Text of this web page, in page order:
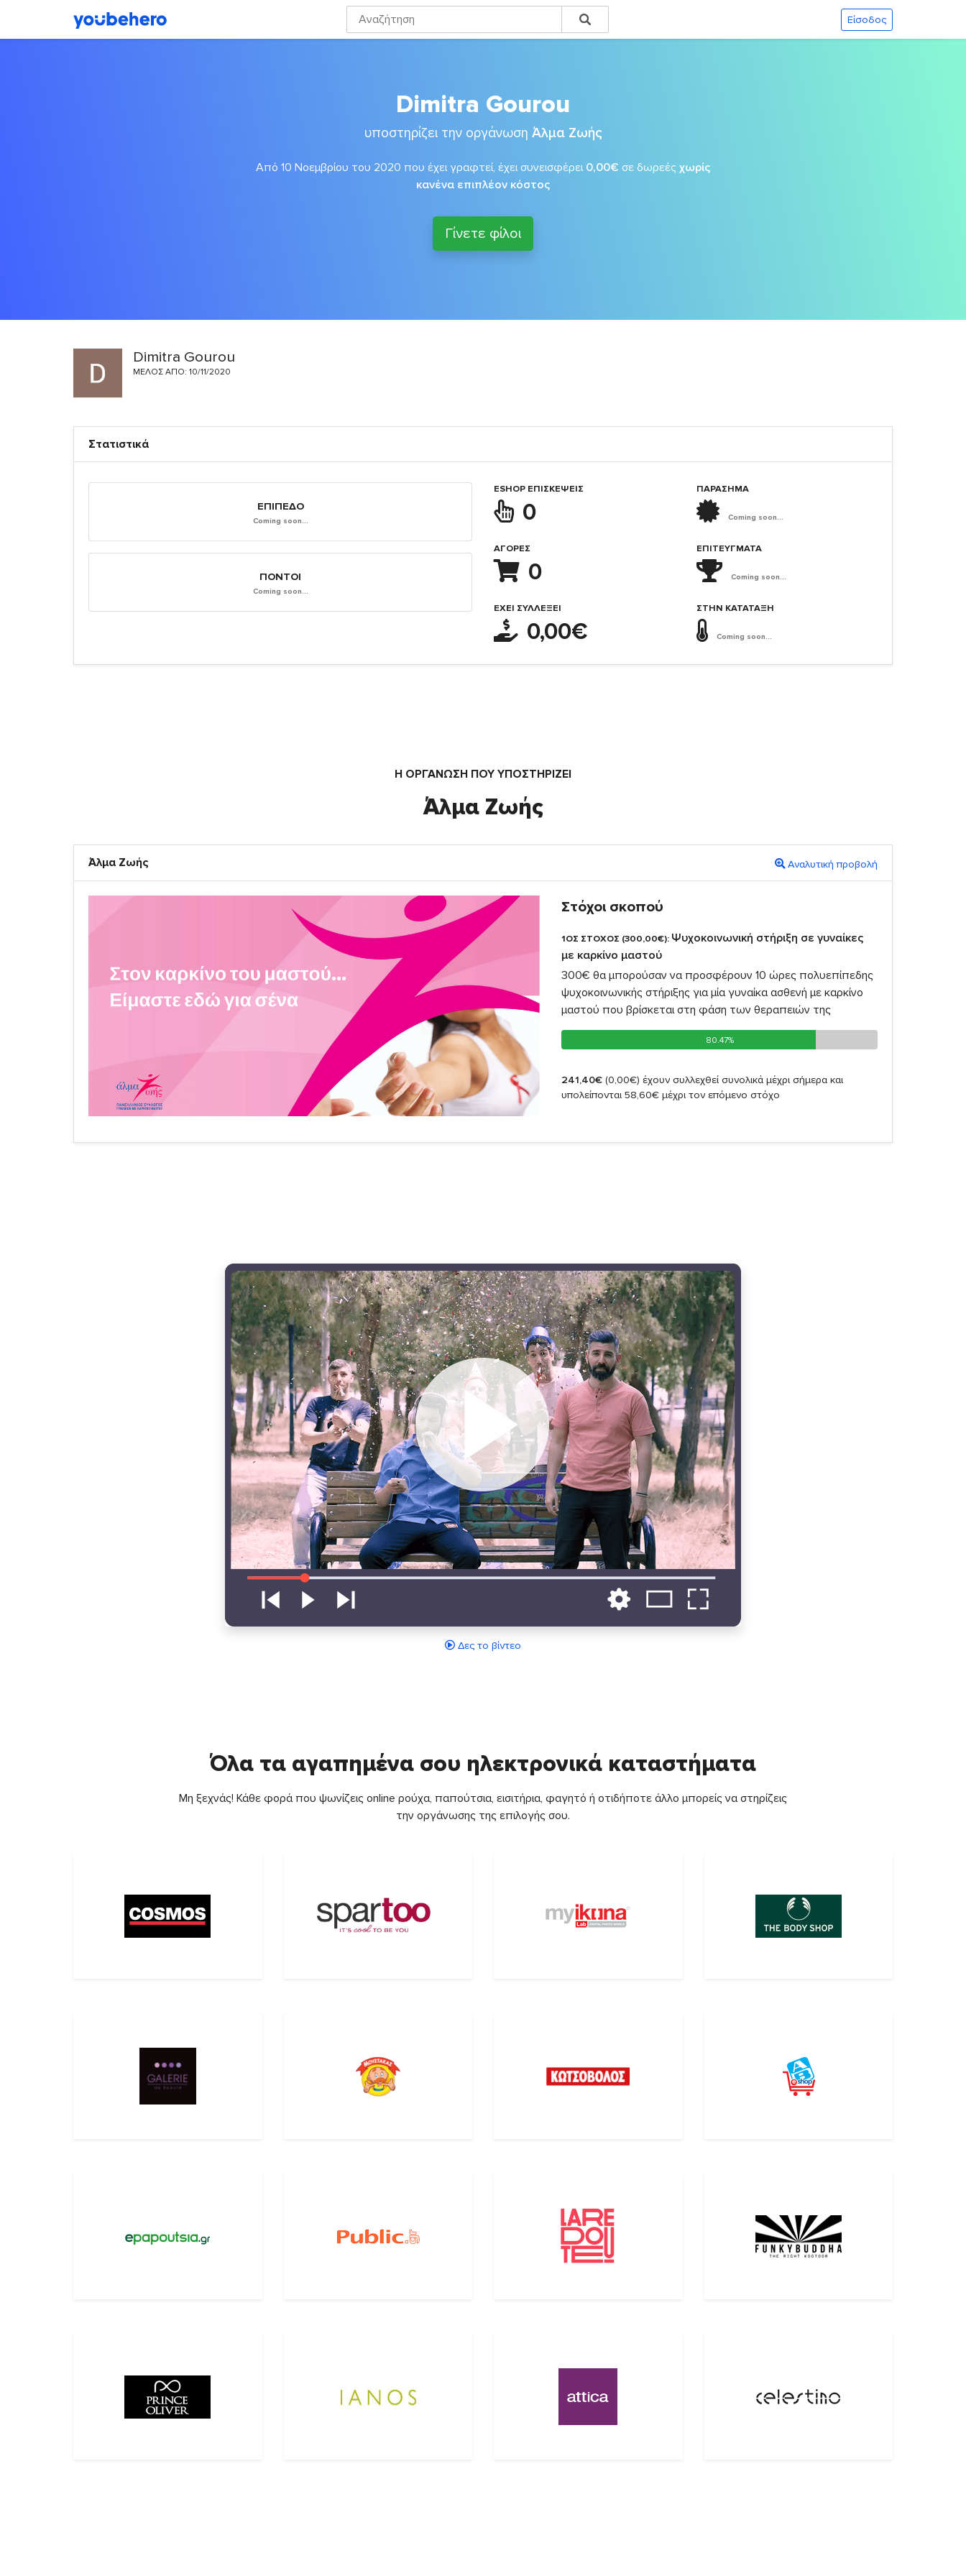
Είσοδος
Dimitra Gourou
υποστηρίζει την οργάνωση Άλμα Ζωής
Από 10 Νοεμβρίου του 2020 που έχει γραφτεί, έχει συνεισφέρει 0,00€ σε δωρεές χωρίς
κανένα επιπλέον κόστος
Γίνετε φίλοι
Dimitra Gourou
ΜΈΛΟΣ ΑΠΌ: 10/11/2020
Στατιστικά
ΕΠΊΠΕΔΟ
Coming soon...
ΠΌΝΤΟΙ
Coming soon...
ESHOP ΕΠΙΣΚΈΨΕΙΣ
0
ΑΓΟΡΈΣ
0
ΈΧΕΙ ΣΥΛΛΈΞΕΙ
0,00€
ΠΑΡΑΣΗΜΑ
Coming soon...
ΕΠΙΤΕΎΓΜΑΤΑ
Coming soon...
ΣΤΗΝ ΚΑΤΆΤΑΞΗ
Coming soon...
Η ΟΡΓΆΝΩΣΗ ΠΟΥ ΥΠΟΣΤΗΡΙΖΕΙ
Άλμα Ζωής
Άλμα Ζωής Αναλυτική προβολή
Στόχοι σκοπού
1ΟΣ ΣΤΟΧΟΣ (300,00€): Ψυχοκοινωνική στήριξη σε γυναίκες
με καρκίνο μαστού
300€ θα μπορούσαν να προσφέρουν 10 ώρες πολυεπίπεδης
ψυχοκοινωνικής στήριξης για μία γυναίκα ασθενή με καρκίνο
μαστού που βρίσκεται στη φάση των θεραπειών της
80.47%
80.47%
241,40€ (0,00€) έχουν συλλεχθεί συνολικά μέχρι σήμερα και
υπολείπονται 58,60€ μέχρι τον επόμενο στόχο
Δες το βίντεο
Όλα τα αγαπημένα σου ηλεκτρονικά καταστήματα
Μη ξεχνάς! Κάθε φορά που ψωνίζεις online ρούχα, παπούτσια, εισιτήρια, φαγητό ή οτιδήποτε άλλο μπορείς να στηρίζεις
την οργάνωσης της επιλογής σου.